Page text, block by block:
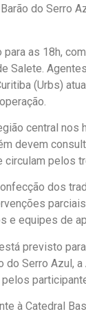
do Serro
as 18h,
Salete.
(Urbs)
central nos
devem
pelos
dos
e equipes de
previsto
Serro Azul,
à Catedral